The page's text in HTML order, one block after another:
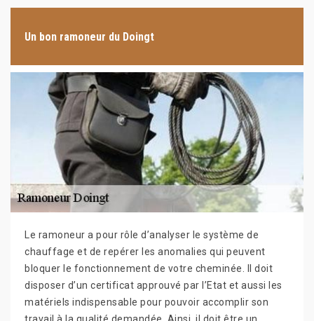
Un bon ramoneur du Doingt
Le ramoneur a pour rôle d’analyser le système de
chauffage et de repérer les anomalies qui peuvent
bloquer le fonctionnement de votre cheminée. Il doit
disposer d’un certificat approuvé par l’Etat et aussi les
matériels indispensable pour pouvoir accomplir son